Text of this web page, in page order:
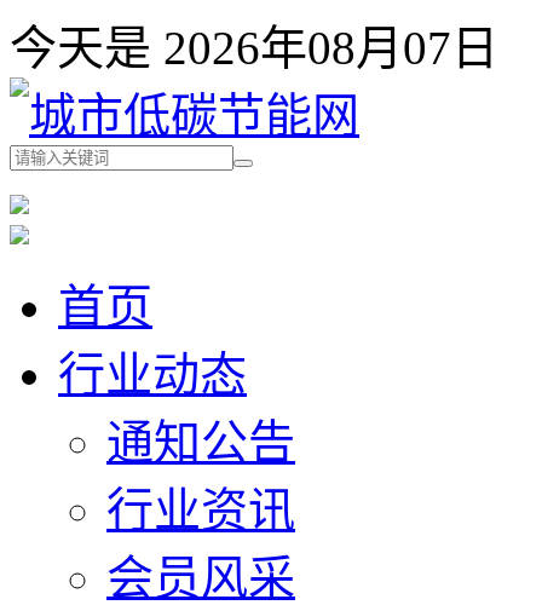
今天是 2026年08月07
首页
行业动态
通知公告
行业资讯
会员风采